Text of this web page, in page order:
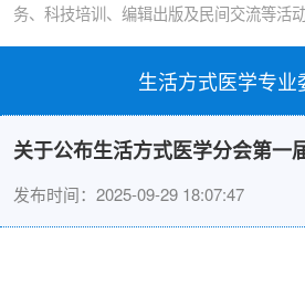
务、科技培训、编辑出版及民间交流等活动
生活方式医学专业
关于公布生活方式医学分会第一
发布时间：2025-09-29 18:07:47